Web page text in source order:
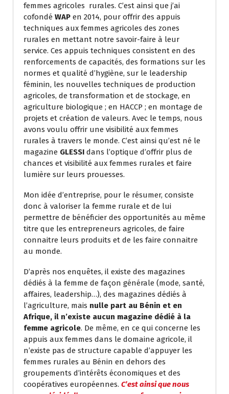
femmes agricoles rurales. C’est ainsi que j’ai
cofondé WAP en 2014, pour offrir des appuis
techniques aux femmes agricoles des zones
rurales en mettant notre savoir-faire à leur
service. Ces appuis techniques consistent en des
renforcements de capacités, des formations sur les
normes et qualité d’hygiène, sur le leadership
féminin, les nouvelles techniques de production
agricoles, de transformation et de stockage, en
agriculture biologique ; en HACCP ; en montage de
projets et création de valeurs. Avec le temps, nous
avons voulu offrir une visibilité aux femmes
rurales à travers le monde. C’est ainsi qu’est né le
magazine GLESSI dans l’optique d’offrir plus de
chances et visibilité aux femmes rurales et faire
lumière sur leurs prouesses.
Mon idée d’entreprise, pour le résumer, consiste
donc à valoriser la femme rurale et de lui
permettre de bénéficier des opportunités au même
titre que les entrepreneurs agricoles, de faire
connaitre leurs produits et de les faire connaitre
au monde.
D’après nos enquêtes, il existe des magazines
dédiés à la femme de façon générale (mode, santé,
affaires, leadership…), des magazines dédiés à
l’agriculture, mais nulle part au Bénin et en
Afrique, il n’existe aucun magazine dédié à la
femme agricole. De même, en ce qui concerne les
appuis aux femmes dans le domaine agricole, il
n’existe pas de structure capable d’appuyer les
femmes rurales au Bénin en dehors des
groupements d’intérêts économiques et des
coopératives européennes. C’est ainsi que nous